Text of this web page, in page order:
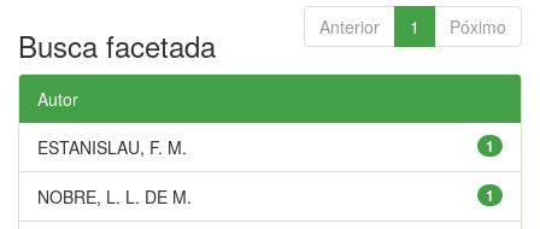
Anterior 1 Póximo
Busca facetada
Autor
1
ESTANISLAU, F. M.
1
NOBRE, L. L. DE M.